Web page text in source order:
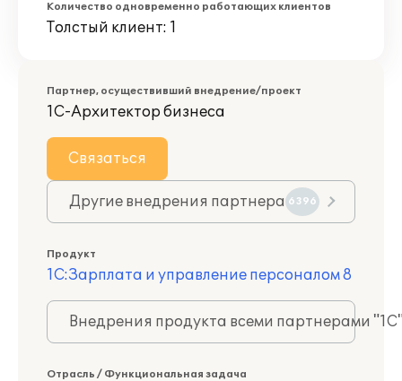
Количество одновременно работающих клиентов
Толстый клиент: 1
Партнер, осуществивший внедрение/проект
1С-Архитектор бизнеса
Связаться
Другие внедрения партнера 6396
Продукт
1С:Зарплата и управление персоналом 8
Внедрения продукта всеми партнерами
Отрасль / Функциональная задача